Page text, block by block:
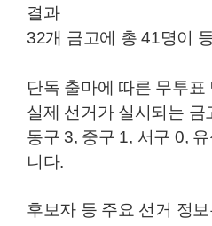
결과
32개 금고에 총 41명이
단독 출마에 따른 무투표
실제 선거가 실시되는 금
동구 3, 중구 1, 서구 0,
니다.
후보자 등 주요 선거 정